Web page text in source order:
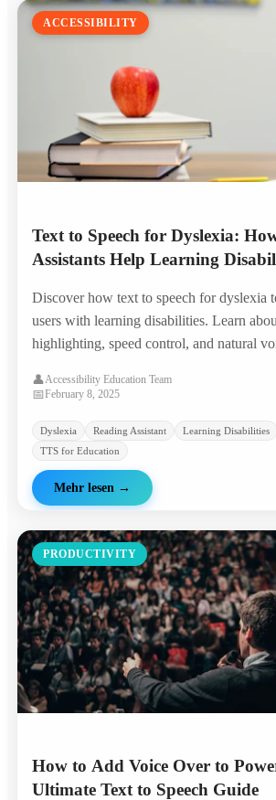
ACCESSIBILITY
Text to Speech for Dyslexia:
Assistants Help Learning
Discover how text to speech for dyslexia
users with learning disabilities. Learn
highlighting, speed control, and natural
👤Accessibility Education Team
📅February 8, 2025
Dyslexia Reading Assistant Learning Disabilities
TTS for Education
Mehr lesen →
PRODUCTIVITY
How to Add Voice Over to
Ultimate Text to Speech Guide